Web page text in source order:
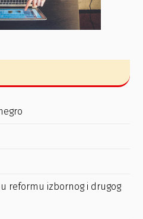
reformu izbornog i drugog